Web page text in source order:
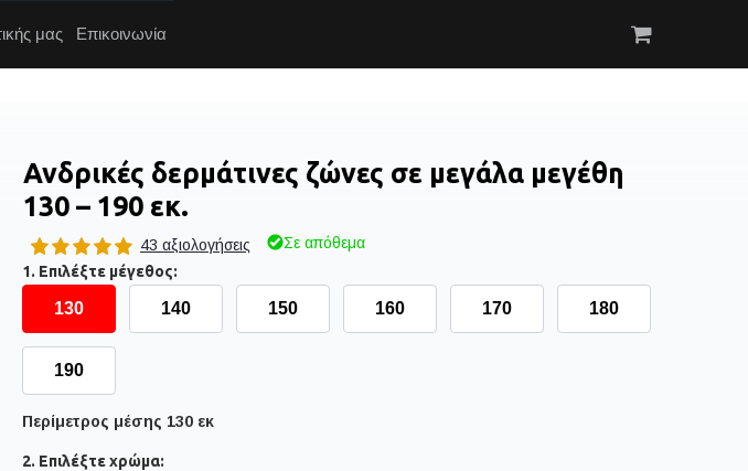
μας Επικοινωνία
Ανδρικές δερμάτινες ζώνες σε μεγάλα μεγέθη
130 – 190 εκ.
43 αξιολογήσεις
Σε απόθεμα
1. Επιλέξτε μέγεθος:
130 140 150 160 170 180
190
Περίμετρος μέσης 130 εκ
2. Επιλέξτε χρώμα: